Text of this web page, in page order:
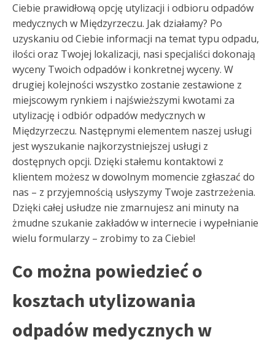
Ciebie prawidłową opcję utylizacji i odbioru odpadów
medycznych w Międzyrzeczu. Jak działamy? Po
uzyskaniu od Ciebie informacji na temat typu odpadu,
ilości oraz Twojej lokalizacji, nasi specjaliści dokonają
wyceny Twoich odpadów i konkretnej wyceny. W
drugiej kolejności wszystko zostanie zestawione z
miejscowym rynkiem i najświeższymi kwotami za
utylizację i odbiór odpadów medycznych w
Międzyrzeczu. Następnymi elementem naszej usługi
jest wyszukanie najkorzystniejszej usługi z
dostępnych opcji. Dzięki stałemu kontaktowi z
klientem możesz w dowolnym momencie zgłaszać do
nas – z przyjemnością usłyszymy Twoje zastrzeżenia.
Dzięki całej usłudze nie zmarnujesz ani minuty na
żmudne szukanie zakładów w internecie i wypełnianie
wielu formularzy – zrobimy to za Ciebie!
Co można powiedzieć o
kosztach utylizowania
odpadów medycznych w